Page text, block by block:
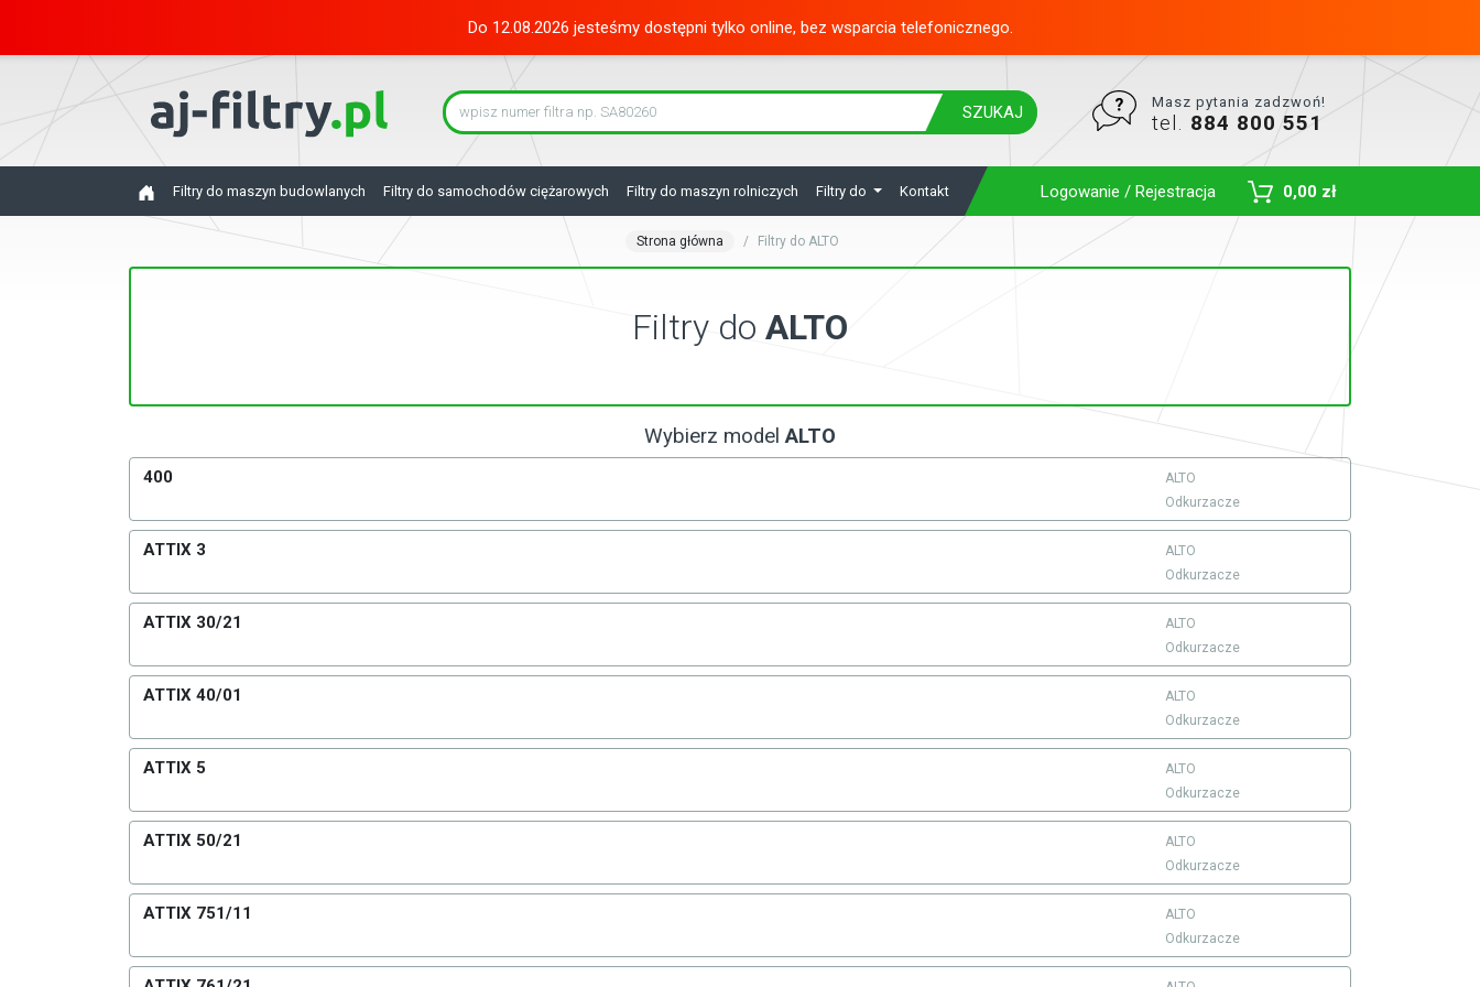
Do 12.08.2026 jesteśmy dostępni tylko online, bez wsparcia telefonicznego.
SZUKAJ
Masz pytania zadzwoń!
tel. 884 800 551
Filtry do maszyn budowlanych Filtry do samochodów ciężarowych Filtry do maszyn rolniczych Filtry do Kontakt Logowanie / Rejestracja 0,00 zł
Strona główna Filtry do ALTO
Filtry do ALTO
Wybierz modelALTO
400
ALTO
Odkurzacze
ATTIX 3
ALTO
Odkurzacze
ATTIX 30/21
ALTO
Odkurzacze
ATTIX 40/01
ALTO
Odkurzacze
ATTIX 5
ALTO
Odkurzacze
ATTIX 50/21
ALTO
Odkurzacze
ATTIX 751/11
ALTO
Odkurzacze